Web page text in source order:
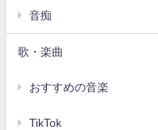
音痴
歌・楽曲
おすすめの音楽
TikTok